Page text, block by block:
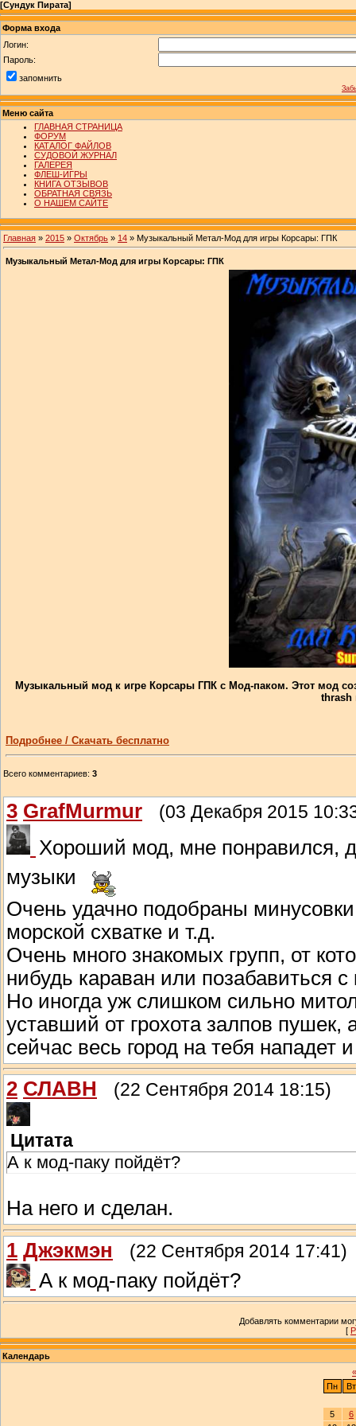
[Сундук Пирата]
Форма входа
Логин:
Пароль:
запомнить
Меню сайта
ГЛАВНАЯ СТРАНИЦА
ФОРУМ
КАТАЛОГ ФАЙЛОВ
СУДОВОЙ ЖУРНАЛ
ГАЛЕРЕЯ
ФЛЕШ-ИГРЫ
КНИГА ОТЗЫВОВ
ОБРАТНАЯ СВЯЗЬ
О НАШЕМ САЙТЕ
Главная » 2015 » Октябрь » 14 » Музыкальный Метал-Мод для игры Корсары: ГПК
Музыкальный Метал-Мод для игры Корсары: ГПК
Музыкальный мод к игре Корсары ГПК с Мод-паком. Этот мод
thrash
Подробнее / Скачать бесплатно
Всего комментариев: 3
3 GrafMurmur (03 Декабря 2015
Хороший мод, мне понравился,
музыки
Очень удачно подобраны
морской схватке и т.д.
Очень много знакомых групп, от
нибудь караван или позабавиться
Но иногда уж слишком сильно
уставший от грохота залпов пушек,
сейчас весь город на тебя нападет
2 СЛАВН (22 Сентября 2014 18:15)
Цитата
А к мод-паку пойдёт?
На него и сделан.
1 Джэкмэн (22 Сентября 2014 17:41)
А к мод-паку пойдёт?
Добавлять комментарии
[
Календарь
«
Пн
Вт
5
6